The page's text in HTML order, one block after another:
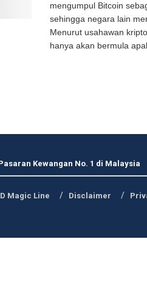
mengumpul Bitcoin
sehingga negara lain
Menurut usahawan
hanya akan bermula
Kewangan No. 1 di Malaysia
Magic Line Disclaimer